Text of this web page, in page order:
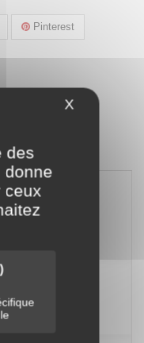
des
donne
ceux
X Masquer
Pinterest